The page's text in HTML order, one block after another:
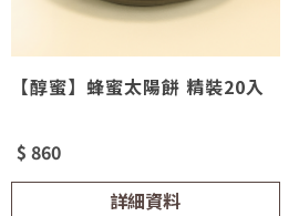
【醇蜜】蜂蜜太陽餅 精裝20入
$ 860
詳細資料